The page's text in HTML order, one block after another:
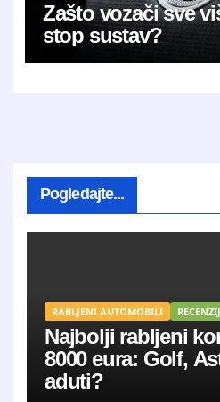
Zašto vozači sve
stop sustav?
Pogledajte...
RABLJENI AUTOMOBILI
Najbolji rabljeni
8000 eura: Golf,
aduti?